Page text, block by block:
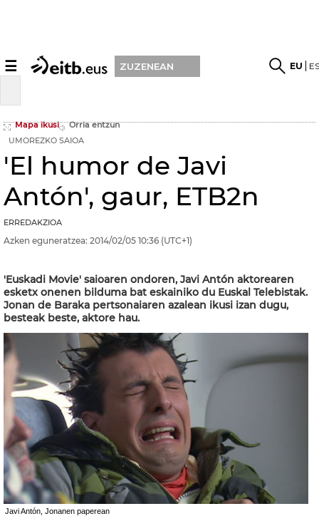
☰ ZUZENEAN EU
Mapa ikusi
Orria entzun
UMOREZKO SAIOA
'El humor de Javi
Antón', gaur, ETB2n
ERREDAKZIOA
Azken eguneratzea: 2014/02/05 10:36 (UTC+1)
'Euskadi Movie' saioaren ondoren, Javi Antón aktorearen
esketx onenen bilduma bat eskainiko du Euskal Telebistak.
Jonan de Baraka pertsonaiaren azalean ikusi izan dugu,
besteak beste, aktore hau.
Javi Antón, Jonanen paperean